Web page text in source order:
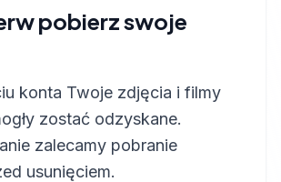
pobierz swoje
konta Twoje zdjęcia i filmy
zostać odzyskane.
zalecamy pobranie
usunięciem.